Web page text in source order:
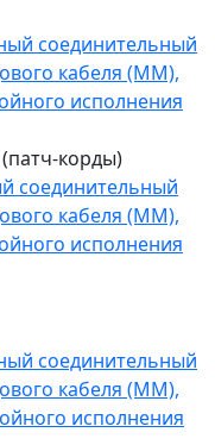
корды)
соединительный
кабеля (MM),
исполнения